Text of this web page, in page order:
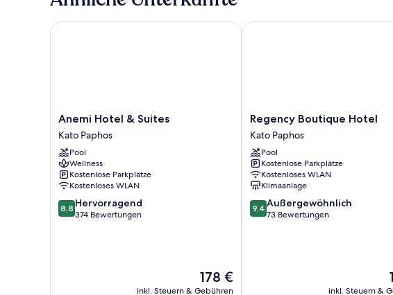
Anemi
Hotel
&
Suites
Kato
Paphos
Anemi Hotel & Suites
Kato Paphos
Pool
Wellness
Kostenlose Parkplätze
Kostenloses WLAN
8.8
von
8,8 Hervorragend
374 Bewertungen
Der
Preis
178 €
inkl. Steuern & Gebühren
Anemi Hotel & Suites
Regency
Boutique
Hotel
Kato
Paphos
Regency Boutique Hotel
Kato Paphos
Pool
Kostenlose Parkplätze
Kostenloses WLAN
Klimaanlage
9.4
von
9,4 Außergewöhnlich
73 Bewertungen
inkl. Steuern &
Regency Boutique Hotel